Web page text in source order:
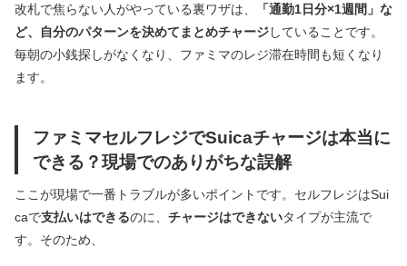
改札で焦らない人がやっている裏ワザは、
「通勤1日分×1週間」な
ど、自分のパターンを決めてまとめチャージしていることです。
毎朝の小銭探しがなくなり、ファミマのレジ滞在時間も短くなり
ます。
ファミマセルフレジでSuicaチャージは本当に
できる？現場でのありがちな誤解
ここが現場で一番トラブルが多いポイントです。セルフレジはSui
caで支払いはできるのに、 チャージはできないタイプが主流で
す。そのため、